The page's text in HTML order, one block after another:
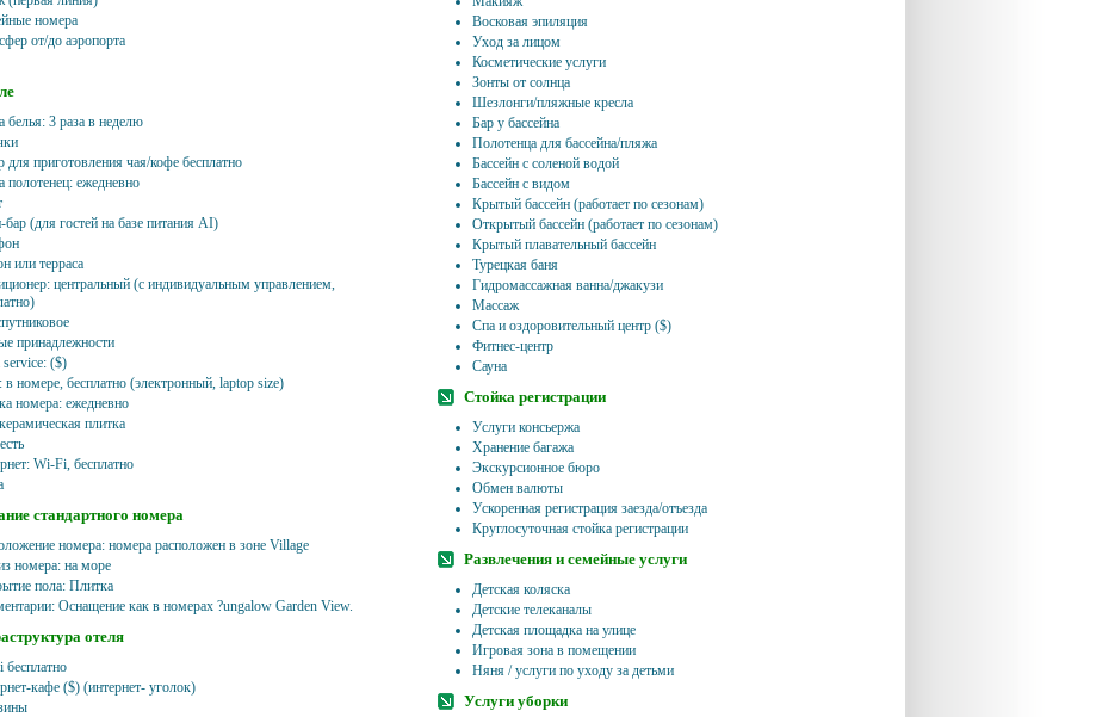
номера
от/до аэропорта
белья: 3 раза в неделю
для приготовления чая/кофе бесплатно
полотенец: ежедневно
(для гостей на базе питания AI)
или терраса
центральный (с индивидуальным управлением,
принадлежности
service: ($)
в номере, бесплатно (электронный, laptop size)
номера: ежедневно
плитка
Wi-Fi, бесплатно
стандартного номера
номера: номера расположен в зоне Village
номера: на море
пола: Плитка
Оснащение как в номерах ?ungalow Garden View.
отеля
бесплатно
кафе ($) (интернет- уголок)
Восковая эпиляция
Уход за лицом
Косметические услуги
Зонты от солнца
Шезлонги/пляжные кресла
Бар у бассейна
Полотенца для бассейна/пляжа
Бассейн с соленой водой
Бассейн с видом
Крытый бассейн (работает по сезонам)
Открытый бассейн (работает по сезонам)
Крытый плавательный бассейн
Турецкая баня
Гидромассажная ванна/джакузи
Массаж
Спа и оздоровительный центр ($)
Фитнес-центр
Сауна
Стойка регистрации
Услуги консьержа
Хранение багажа
Экскурсионное бюро
Обмен валюты
Ускоренная регистрация заезда/отъезда
Круглосуточная стойка регистрации
Развлечения и семейные услуги
Детская коляска
Детские телеканалы
Детская площадка на улице
Игровая зона в помещении
Няня / услуги по уходу за детьми
Услуги уборки